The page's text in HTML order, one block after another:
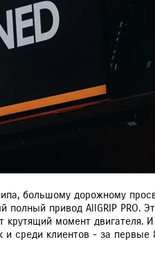
VITARA
большому дорожному
привод AllGRIP PRO.
крутящий момент
среди клиентов - за